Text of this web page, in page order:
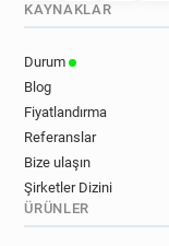
KAYNAKLAR
Durum
Blog
Fiyatlandırma
Referanslar
Bize ulaşın
Şirketler Dizini
ÜRÜNLER